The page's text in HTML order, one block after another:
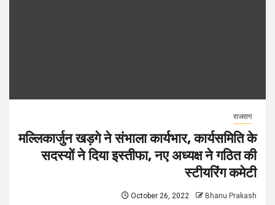
राजराग
मल्लिकार्जुन खड़गे ने संभाला कार्यभार, कार्यसमिति के
सदस्यों ने दिया इस्तीफा, नए अध्यक्ष ने गठित की
स्टीयरिंग कमेटी
October 26, 2022 Bhanu Prakash